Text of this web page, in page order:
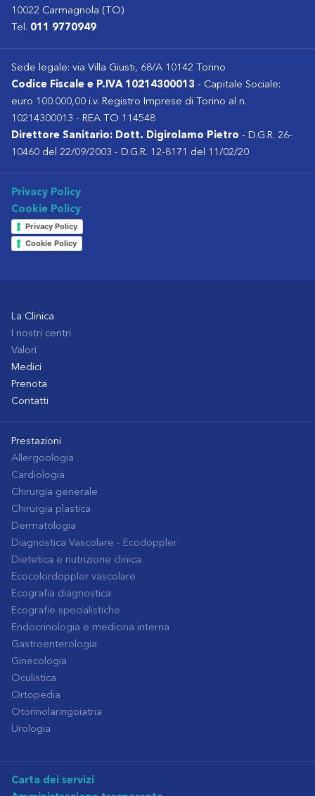
10022 Carmagnola (TO)
Tel. 011 9770949
Sede legale: via Villa Giusti, 68/A 10142 Torino
Codice Fiscale e P.IVA 10214300013 - Capitale Sociale:
euro 100.000,00 i.v. Registro Imprese di Torino al n.
10214300013 - REA TO 114548
Direttore Sanitario: Dott. Digirolamo Pietro - D.G.R. 26-
10460 del 22/09/2003 - D.G.R. 12-8171 del 11/02/20
Privacy Policy
Cookie Policy
Privacy Policy
Cookie Policy
La Clinica
I nostri centri
Valori
Medici
Prenota
Contatti
Prestazioni
Allergoologia
Cardiologia
Chirurgia generale
Chirurgia plastica
Dermatologia
Diagnostica Vascolare - Ecodoppler
Dietetica e nutrizione clinica
Ecocolordoppler vascolare
Ecografia diagnostica
Ecografie specialistiche
Endocrinologia e medicina interna
Gastroenterologia
Ginecologia
Oculistica
Ortopedia
Otorinolaringoiatria
Urologia
Carta dei servizi